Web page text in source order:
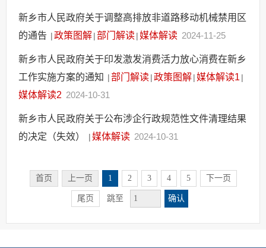
新乡市人民政府关于调整高排放非道路移动机械禁用区
的通告 |政策图解|部门解读|媒体解读 2024-11-25
新乡市人民政府关于印发激发消费活力放心消费在新乡
工作实施方案的通知 |部门解读|政策图解|媒体解读1 |
媒体解读2 2024-10-31
新乡市人民政府关于公布涉企行政规范性文件清理结果
的决定（失效）
|媒体解读 2024-10-31
首页 上一页 1 2 3 4 5 下一页
尾页 跳至 确认